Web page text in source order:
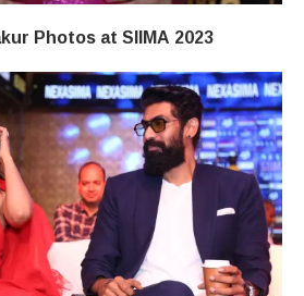
Photos at SIIMA 2023